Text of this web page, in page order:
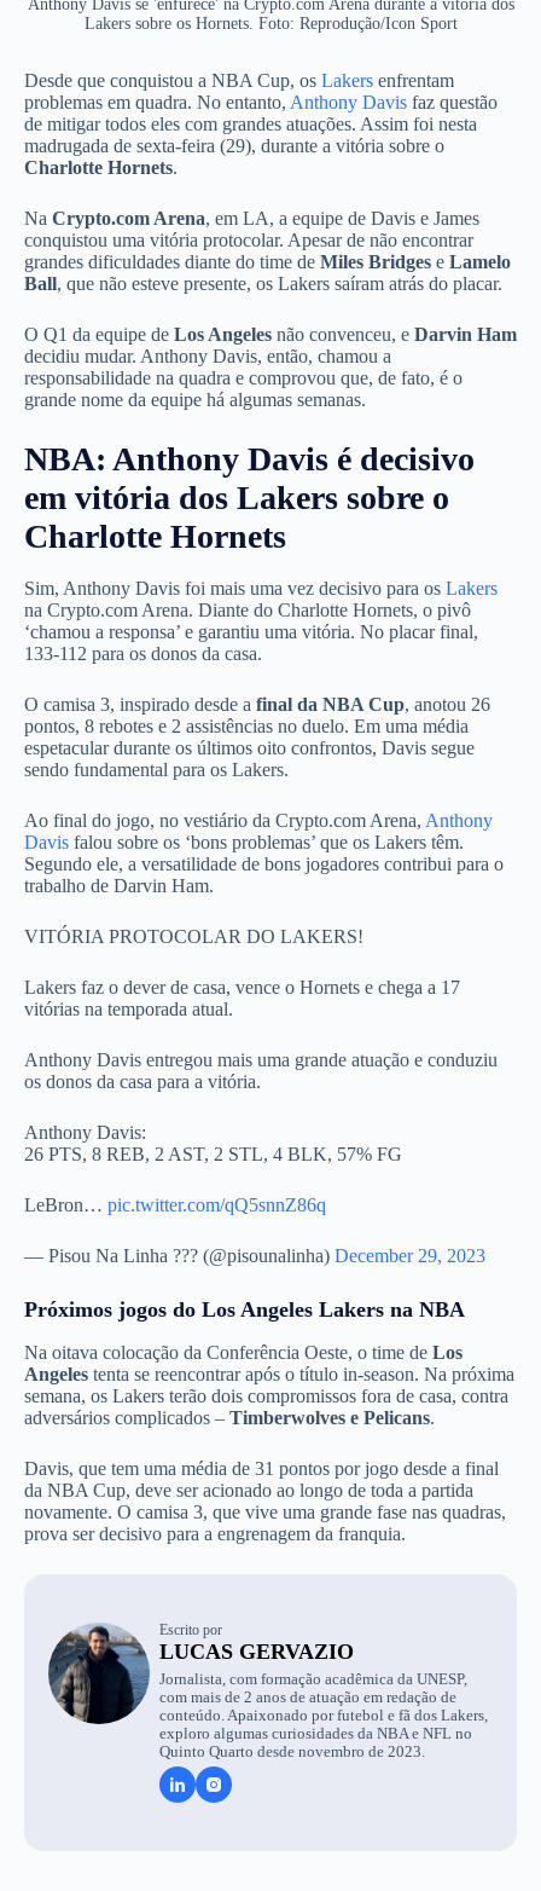
Anthony Davis se 'enfurece' na Crypto.com Arena durante a vitória dos
Lakers sobre os Hornets. Foto: Reprodução/Icon Sport
Desde que conquistou a NBA Cup, os Lakers enfrentam
problemas em quadra. No entanto, Anthony Davis faz questão
de mitigar todos eles com grandes atuações. Assim foi nesta
madrugada de sexta-feira (29), durante a vitória sobre o
Charlotte Hornets.
Na Crypto.com Arena, em LA, a equipe de Davis e James
conquistou uma vitória protocolar. Apesar de não encontrar
grandes dificuldades diante do time de Miles Bridges e Lamelo
Ball, que não esteve presente, os Lakers saíram atrás do placar.
O Q1 da equipe de Los Angeles não convenceu, e Darvin Ham
decidiu mudar. Anthony Davis, então, chamou a
responsabilidade na quadra e comprovou que, de fato, é o
grande nome da equipe há algumas semanas.
NBA: Anthony Davis é decisivo
em vitória dos Lakers sobre o
Charlotte Hornets
Sim, Anthony Davis foi mais uma vez decisivo para os Lakers
na Crypto.com Arena. Diante do Charlotte Hornets, o pivô
‘chamou a responsa’ e garantiu uma vitória. No placar final,
133-112 para os donos da casa.
O camisa 3, inspirado desde a final da NBA Cup, anotou 26
pontos, 8 rebotes e 2 assistências no duelo. Em uma média
espetacular durante os últimos oito confrontos, Davis segue
sendo fundamental para os Lakers.
Ao final do jogo, no vestiário da Crypto.com Arena, Anthony
Davis falou sobre os ‘bons problemas’ que os Lakers têm.
Segundo ele, a versatilidade de bons jogadores contribui para o
trabalho de Darvin Ham.
VITÓRIA PROTOCOLAR DO LAKERS!
Lakers faz o dever de casa, vence o Hornets e chega a 17
vitórias na temporada atual.
Anthony Davis entregou mais uma grande atuação e conduziu
os donos da casa para a vitória.
Anthony Davis:
26 PTS, 8 REB, 2 AST, 2 STL, 4 BLK, 57% FG
LeBron… pic.twitter.com/qQ5snnZ86q
— Pisou Na Linha ??? (@pisounalinha) December 29, 2023
Próximos jogos do Los Angeles Lakers na NBA
Na oitava colocação da Conferência Oeste, o time de Los
Angeles tenta se reencontrar após o título in-season. Na próxima
semana, os Lakers terão dois compromissos fora de casa, contra
adversários complicados – Timberwolves e Pelicans.
Davis, que tem uma média de 31 pontos por jogo desde a final
da NBA Cup, deve ser acionado ao longo de toda a partida
novamente. O camisa 3, que vive uma grande fase nas quadras,
prova ser decisivo para a engrenagem da franquia.
Escrito por
LUCAS GERVAZIO
Jornalista, com formação acadêmica da UNESP,
com mais de 2 anos de atuação em redação de
conteúdo. Apaixonado por futebol e fã dos Lakers,
exploro algumas curiosidades da NBA e NFL no
Quinto Quarto desde novembro de 2023.